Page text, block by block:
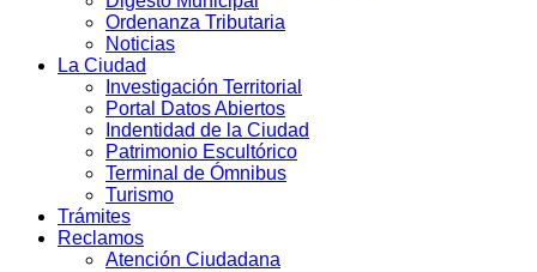
Ordenanza Tributaria
Noticias
La Ciudad
Investigación Territorial
Portal Datos Abiertos
Indentidad de la Ciudad
Patrimonio Escultórico
Terminal de Ómnibus
Turismo
Trámites
Reclamos
Atención Ciudadana